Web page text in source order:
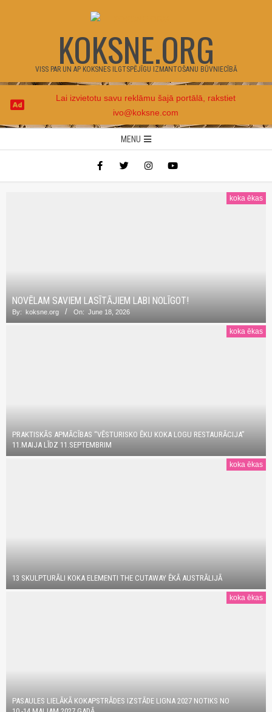
KOKSNE.ORG
VISS PAR UN AP KOKSNES ILGTSPĒJĪGU IZMANTOŠANU BŪVNIECĪBĀ
Lai izvietotu savu reklāmu šajā portālā, rakstiet
ivo@koksne.com
Navigation
MENU
koka ēkas
NOVĒLAM SAVIEM LASĪTĀJIEM LABI NOLĪGOT!
By: koksne.org On: June 18, 2026
koka ēkas
PRAKTISKĀS APMĀCĪBAS “VĒSTURISKO ĒKU KOKA LOGU RESTAURĀCIJA”
11.MAIJA LĪDZ 11.SEPTEMBRIM
koka ēkas
13 SKULPTURĀLI KOKA ELEMENTI THE CUTAWAY ĒKĀ AUSTRĀLIJĀ
koka ēkas
PASAULES LIELĀKĀ KOKAPSTRĀDES IZSTĀDE LIGNA 2027 NOTIKS NO